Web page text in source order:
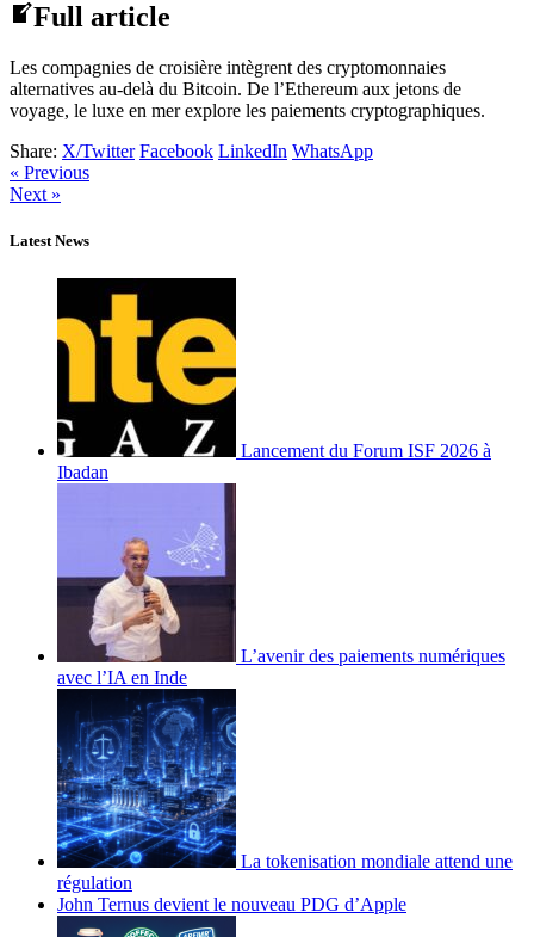
Full article
Les compagnies de croisière intègrent des cryptomonnaies
alternatives au-delà du Bitcoin. De l’Ethereum aux jetons de
voyage, le luxe en mer explore les paiements cryptographiques.
Share: X/Twitter Facebook LinkedIn WhatsApp
« Previous
Next »
Latest News
Lancement du Forum ISF 2026 à
Ibadan
L’avenir des paiements numériques
avec l’IA en Inde
La tokenisation mondiale attend une
régulation
John Ternus devient le nouveau PDG d’Apple